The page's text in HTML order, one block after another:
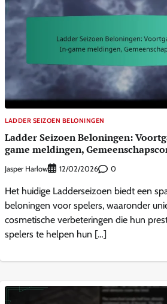
LADDER SEIZOEN BELONINGEN
Ladder Seizoen Beloningen:
game meldingen,
Jasper Harlow 12/02/2026 0
Het huidige Ladderseizoen biedt een
beloningen voor spelers, waaronder
cosmetische verbeteringen die hun
spelers te helpen hun […]